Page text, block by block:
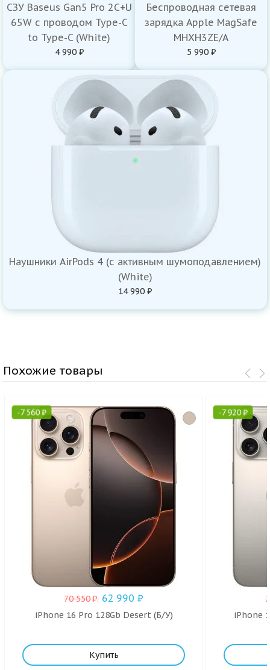
СЗУ Baseus Gan5 Pro 2C+U
65W с проводом Type-C
to Type-C (White)
4 990 ₽
Беспроводная сетевая
зарядка Apple MagSafe
MHXH3ZE/A
5 990 ₽
Наушники AirPods 4 (с активным шумоподавлением)
(White)
14 990 ₽
Похожие товары
-7 560₽
70 550₽. 62 990 ₽
iPhone 16 Pro 128Gb Desert (Б/У)
Купить
-7 920₽
iPhone